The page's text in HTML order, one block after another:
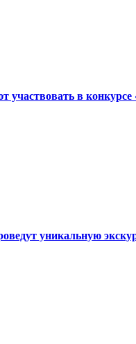
участвовать в
уникальную